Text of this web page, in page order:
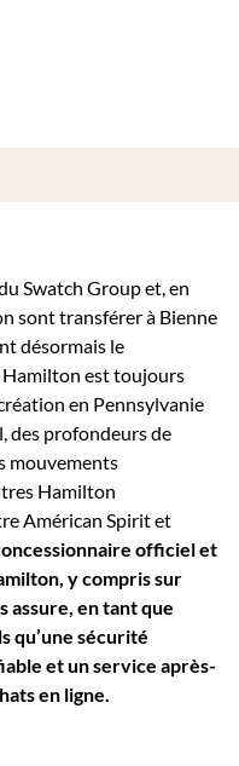
Swatch Group et, en
sont transférer à Bienne
désormais le
Hamilton est toujours
en Pennsylvanie
des profondeurs de
mouvements
Hamilton
Américan Spirit et
officiel et
y compris sur
assure, en tant que
qu’une sécurité
et un service après-
en ligne.